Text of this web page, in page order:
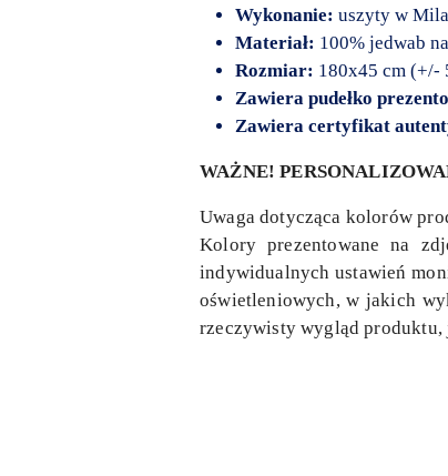
Wykonanie: uszyty w
Materiał: 100% jedwab
Rozmiar: 180x45 cm (+/-
Zawiera pudełko
Zawiera certyfikat
WAŻNE!
Uwaga dotycząca kolorów
Kolory prezentowane na
indywidualnych ustawień
oświetleniowych, w jakich
rzeczywisty wygląd produktu,